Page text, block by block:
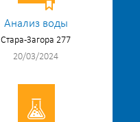
Анализ воды
Стара-Загора 277
20/03/2024